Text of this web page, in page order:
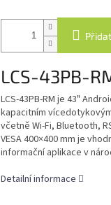
LCS-43PB-
LCS-43PB-RM je 43"
kapacitním
včetně Wi-Fi, Bluetooth,
VESA 400×400 mm je
informační aplikace v
Detailní informace